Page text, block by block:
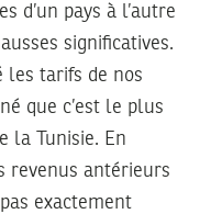
d’un pays à l’autre
significatives.
les tarifs de nos
que c’est le plus
la Tunisie. En
revenus antérieurs
exactement